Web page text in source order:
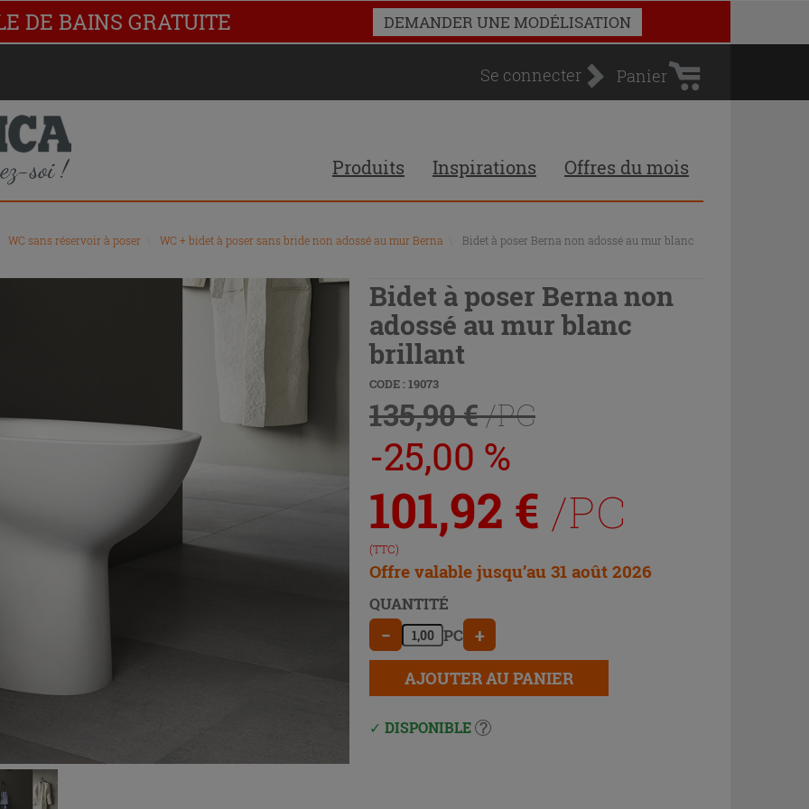
DE BAINS GRATUITE DEMANDER UNE MODÉLISATION
Se connecter
Panier
d'achat
Panier
Produits Inspirations Offres du mois
WC sans réservoir à poser WC + bidet à poser sans bride non adossé au mur Berna Bidet à poser Berna non adossé au mur blanc
Bidet à poser Berna non
adossé au mur blanc
brillant
CODE : 19073
135,90 €/PC
-25,00 %
101,92 € /PC
(TTC)
Offre valable jusqu’au 31 août 2026
QUANTITÉ
− PC +
AJOUTER AU PANIER
DISPONIBLE